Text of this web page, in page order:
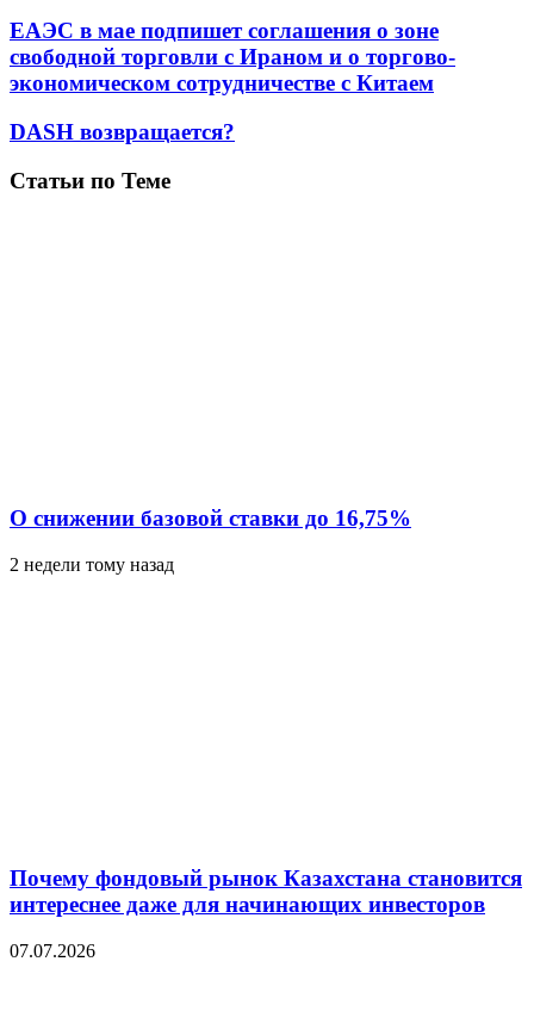
ЕАЭС в мае подпишет соглашения о зоне
свободной торговли с Ираном и о торгово-
экономическом сотрудничестве с Китаем
DASH возвращается?
Статьи по Теме
О снижении базовой ставки до 16,75%
2 недели тому назад
Почему фондовый рынок Казахстана становится
интереснее даже для начинающих инвесторов
07.07.2026